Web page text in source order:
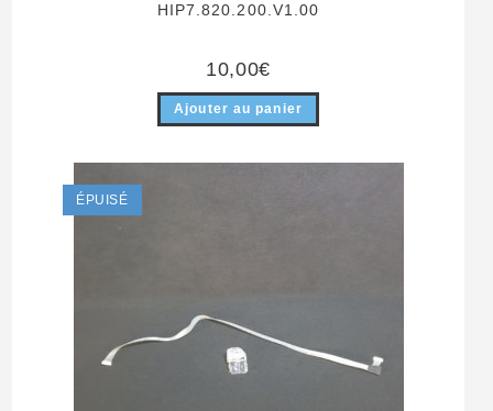
HIP7.820.200.V1.00
10,00€
Ajouter au panier
ÉPUISÉ